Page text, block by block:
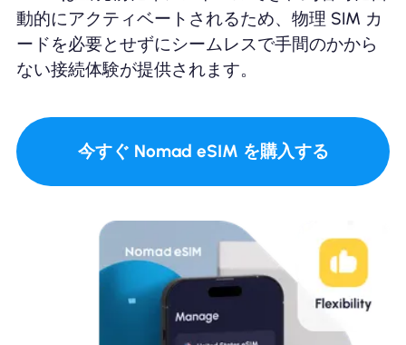
動的にアクティベートされるため、物理 SIM カ
ードを必要とせずにシームレスで手間のかから
ない接続体験が提供されます。
今すぐ Nomad eSIM を購入する